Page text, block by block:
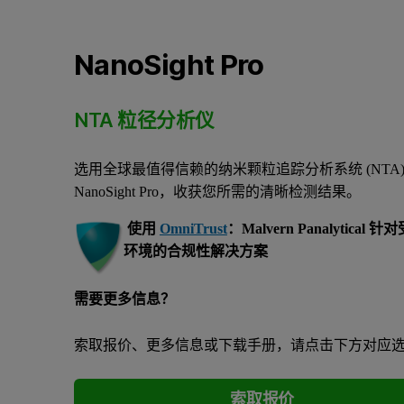
NanoSight Pro
NTA 粒径分析仪
选用全球最值得信赖的纳米颗粒追踪分析系统 (NTA)
NanoSight Pro，收获您所需的清晰检测结果。
使用 OmniTrust：Malvern Panalytical 针对
环境的合规性解决方案
需要更多信息？
索取报价、更多信息或下载手册，请点击下方对应
索取报价